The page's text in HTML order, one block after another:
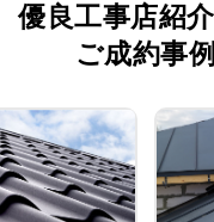
優良工事店紹
ご成約事例